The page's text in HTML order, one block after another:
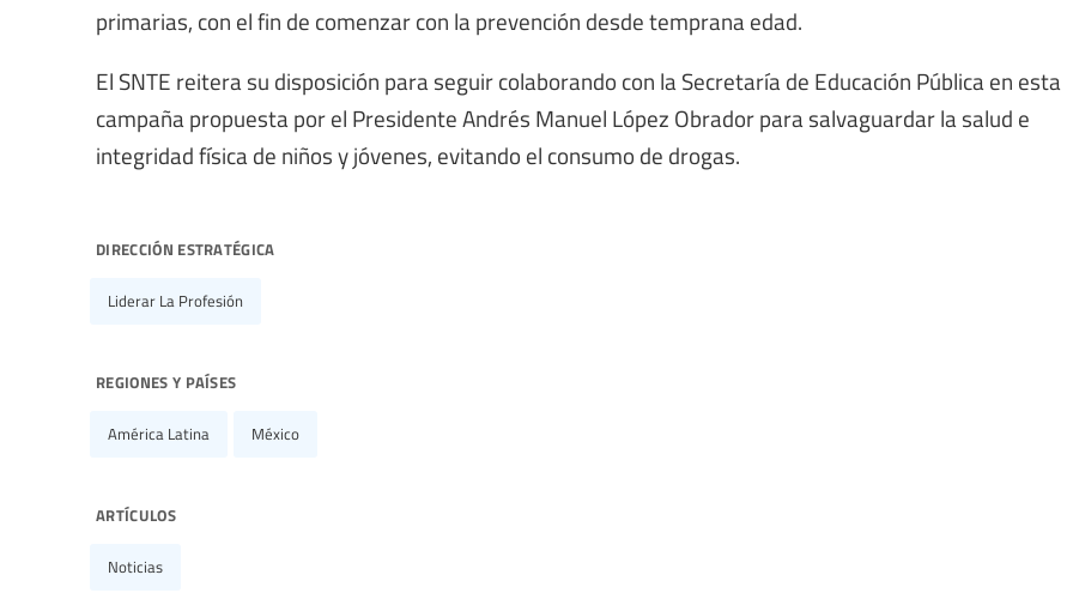
primarias, con el fin de comenzar con la prevención desde temprana edad.
El SNTE reitera su disposición para seguir colaborando con la Secretaría de Educación Pública en esta
campaña propuesta por el Presidente Andrés Manuel López Obrador para salvaguardar la salud e
integridad física de niños y jóvenes, evitando el consumo de drogas.
dirección estratégica
Liderar La Profesión
regiones y países
América Latina México
artículos
Noticias